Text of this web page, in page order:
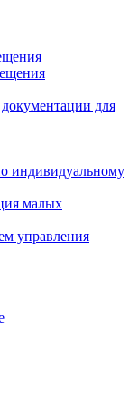
для
индивидуальному
малых
управления